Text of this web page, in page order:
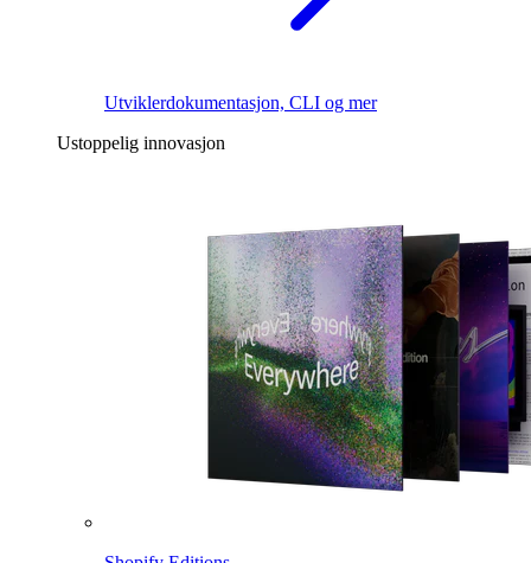
Utviklerdokumentasjon, CLI og mer
Ustoppelig innovasjon